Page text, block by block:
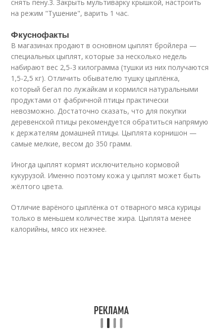
снять пену.3. Закрыть мультиварку крышкой, настроить
на режим "Тушение", варить 1 час.
Фкуснофакты
В магазинах продают в основном цыплят бройлера —
специальных цыплят, которые за несколько недель
набирают вес 2,5-3 килограмма (тушки из них получаются
1,5-2,5 кг). Отличить обывателю тушку цыплёнка,
который бегал по лужайкам и кормился натуральными
продуктами от фабричной птицы практически
невозможно. Достаточно сказать, что для покупки
деревенской птицы рекомендуется обратиться напрямую
к держателям домашней птицы. Цыплята корнишон —
самые мелкие, весом до 350 грамм.
Иногда цыплят кормят исключительно кормовой
кукурузой. Именно поэтому кожа у цыплят может быть
жёлтого цвета.
Отличие варёного цыплёнка от отварного мяса курицы
только в меньшем количестве жира. Цыплята менее
калорийны, мясо их нежнее.